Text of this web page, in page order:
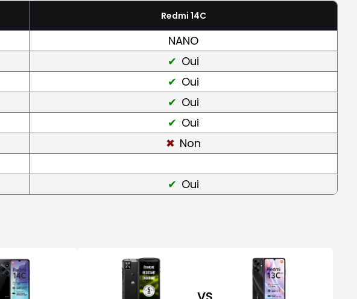
Redmi 14C
NANO
Oui
Oui
Oui
Oui
Non
Oui